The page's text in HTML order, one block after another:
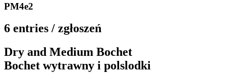
PM4e2
6 entries / zgłoszeń
Dry and Medium Bochet
Bochet wytrawny i polslodki